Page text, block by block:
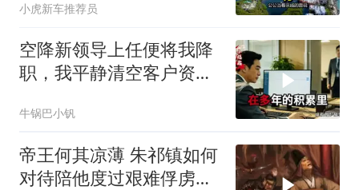
小虎新车推荐员
空降新领导上任便将我降
职，我平静清空客户资
业务
牛锅巴小钒
帝王何其凉薄 朱祁镇如何
对待陪他度过艰难俘虏生